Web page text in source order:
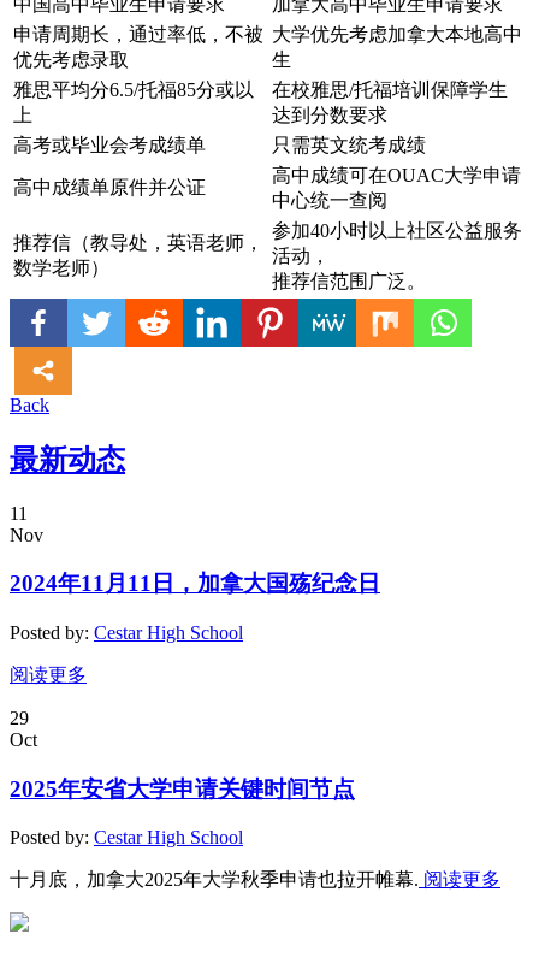
申请周期长，通过率低，不被
优先考虑录取
大学优先考虑加拿大本地高中
生
雅思平均分6.5/托福85分或以
上
在校雅思/托福培训保障学生
达到分数要求
高考或毕业会考成绩单
只需英文统考成绩
高中成绩单原件并公证
高中成绩可在OUAC大学申请
中心统一查阅
推荐信（教导处，英语老师，
数学老师）
参加40小时以上社区公益服务
活动，
推荐信范围广泛。
Back
最新动态
11
Nov
2024年11月11日，加拿大国殇纪念日
Posted by: Cestar High School
阅读更多
29
Oct
2025年安省大学申请关键时间节点
Posted by: Cestar High School
十月底，加拿大2025年大学秋季申请也拉开帷幕. 阅读更多